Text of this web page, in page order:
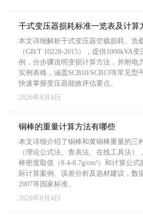
干式变压器损耗标准一览表及计算
本文详细解析干式变压器空载损耗、负
（GB/T 10228-2015），提供1000kVA
例，分步骤说明变损计算方法，并附电
实例表格，涵盖SCB10/SCB13等常见型
快速掌握变压器能效评估要点。
2026年8月4日
铜棒的重量计算方法有哪些
本文详细介绍了铜棒和黄铜棒重量的三
（理论公式法、查表法、在线工具法）
棒密度取值（8.4-8.7g/cm³）和计算公
际计算案例、误差分析及选材建议，数
2007等国家标准。
2026年8月4日